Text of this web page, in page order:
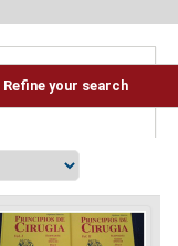
Refine your search